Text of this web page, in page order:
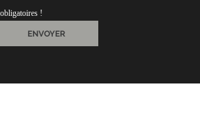
!
ENVOYER